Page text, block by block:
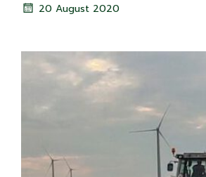
20 August 2020